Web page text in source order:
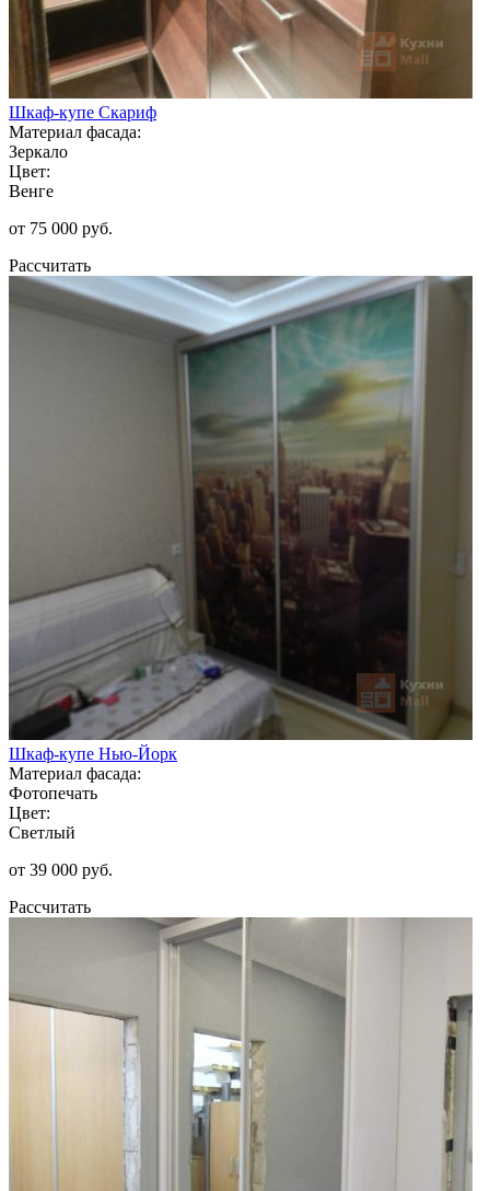
Шкаф-купе Скариф
Материал фасада:
Зеркало
Цвет:
Венге
от 75 000 руб.
Рассчитать
Шкаф-купе Нью-Йорк
Материал фасада:
Фотопечать
Цвет:
Светлый
от 39 000 руб.
Рассчитать